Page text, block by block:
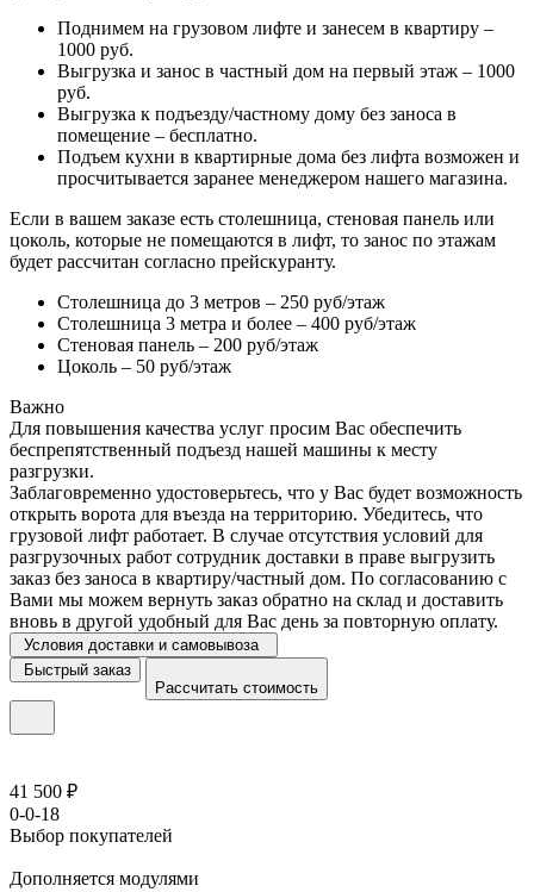
Поднимем на грузовом лифте и занесем в квартиру –
1000 руб.
Выгрузка и занос в частный дом на первый этаж – 1000
руб.
Выгрузка к подъезду/частному дому без заноса в
помещение – бесплатно.
Подъем кухни в квартирные дома без лифта возможен и
просчитывается заранее менеджером нашего магазина.
Если в вашем заказе есть столешница, стеновая панель или
цоколь, которые не помещаются в лифт, то занос по этажам
будет рассчитан согласно прейскуранту.
Столешница до 3 метров – 250 руб/этаж
Столешница 3 метра и более – 400 руб/этаж
Стеновая панель – 200 руб/этаж
Цоколь – 50 руб/этаж
Важно
Для повышения качества услуг просим Вас обеспечить
беспрепятственный подъезд нашей машины к месту
разгрузки.
Заблаговременно удостоверьтесь, что у Вас будет возможность
открыть ворота для въезда на территорию. Убедитесь, что
грузовой лифт работает. В случае отсутствия условий для
разгрузочных работ сотрудник доставки в праве выгрузить
заказ без заноса в квартиру/частный дом. По согласованию с
Вами мы можем вернуть заказ обратно на склад и доставить
вновь в другой удобный для Вас день за повторную оплату.
Условия доставки и самовывоза
Быстрый заказ
Рассчитать стоимость
41 500 ₽
0-0-18
Выбор покупателей
Дополняется модулями